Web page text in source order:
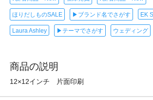
ほりだしものSALE ▶ブランド名でさがす EK
Laura Ashley ▶テーマでさがす ウェディング
商品の説明
12×12インチ 片面印刷